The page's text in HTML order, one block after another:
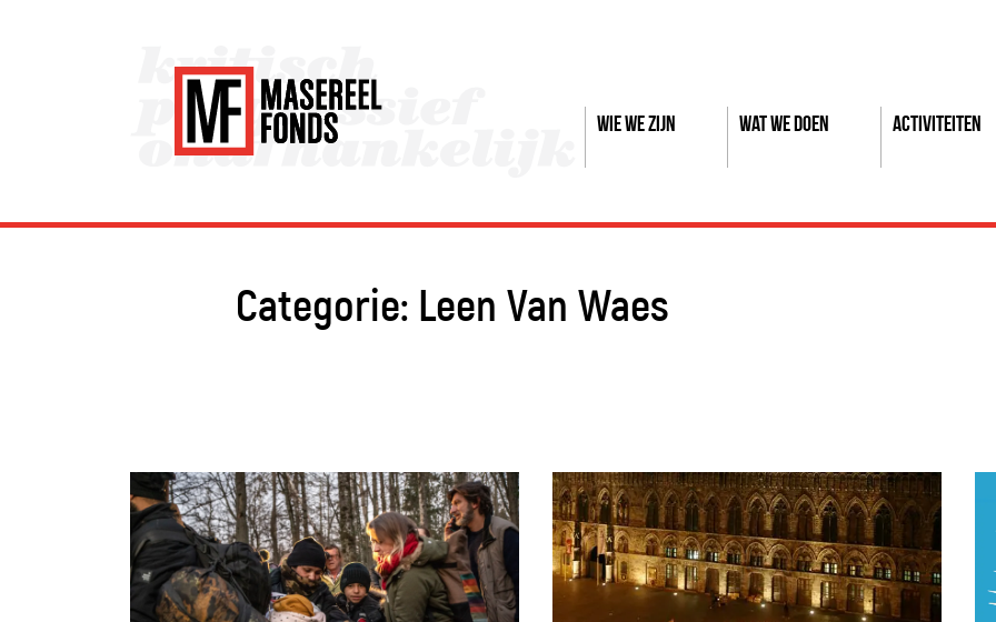
Wie we zijn Wat we doen Activiteiten
Categorie: Leen Van Waes